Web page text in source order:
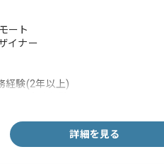
ート
イナー
経験(2年以上)
詳細を見る